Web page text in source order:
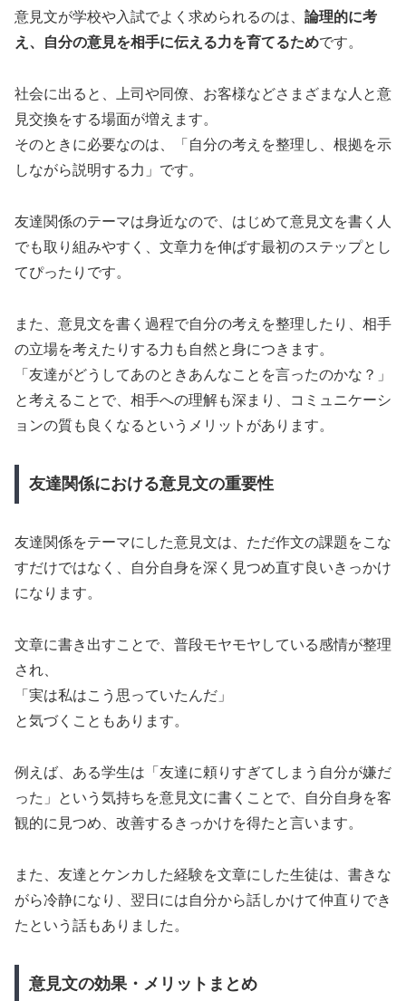
意見文が学校や入試でよく求められるのは、 論理的に考
え、自分の意見を相手に伝える力を育てるためです。
社会に出ると、上司や同僚、お客様などさまざまな人と意
見交換をする場面が増えます。
そのときに必要なのは、「自分の考えを整理し、根拠を示
しながら説明する力」です。
友達関係のテーマは身近なので、はじめて意見文を書く人
でも取り組みやすく、文章力を伸ばす最初のステップとし
てぴったりです。
また、意見文を書く過程で自分の考えを整理したり、相手
の立場を考えたりする力も自然と身につきます。
「友達がどうしてあのときあんなことを言ったのかな？」
と考えることで、相手への理解も深まり、コミュニケーシ
ョンの質も良くなるというメリットがあります。
友達関係における意見文の重要性
友達関係をテーマにした意見文は、ただ作文の課題をこな
すだけではなく、自分自身を深く見つめ直す良いきっかけ
になります。
文章に書き出すことで、普段モヤモヤしている感情が整理
され、
「実は私はこう思っていたんだ」
と気づくこともあります。
例えば、ある学生は「友達に頼りすぎてしまう自分が嫌だ
った」という気持ちを意見文に書くことで、自分自身を客
観的に見つめ、改善するきっかけを得たと言います。
また、友達とケンカした経験を文章にした生徒は、書きな
がら冷静になり、翌日には自分から話しかけて仲直りでき
たという話もありました。
意見文の効果・メリットまとめ